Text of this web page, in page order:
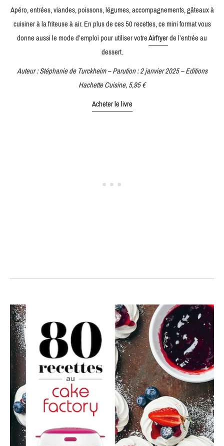
Apéro, entrées, viandes, poissons, légumes, accompagnements, gâteaux à
cuisiner à la friteuse à air. En plus de ces 50 recettes, ce mini format vous
donne aussi le mode d’emploi pour utiliser votreAirfryerde l’entrée au
dessert.
Auteur : Stéphanie de Turckheim – Parution : 2 janvier 2025 – Editions
Hachette Cuisine, 5,95 €
Acheter le livre